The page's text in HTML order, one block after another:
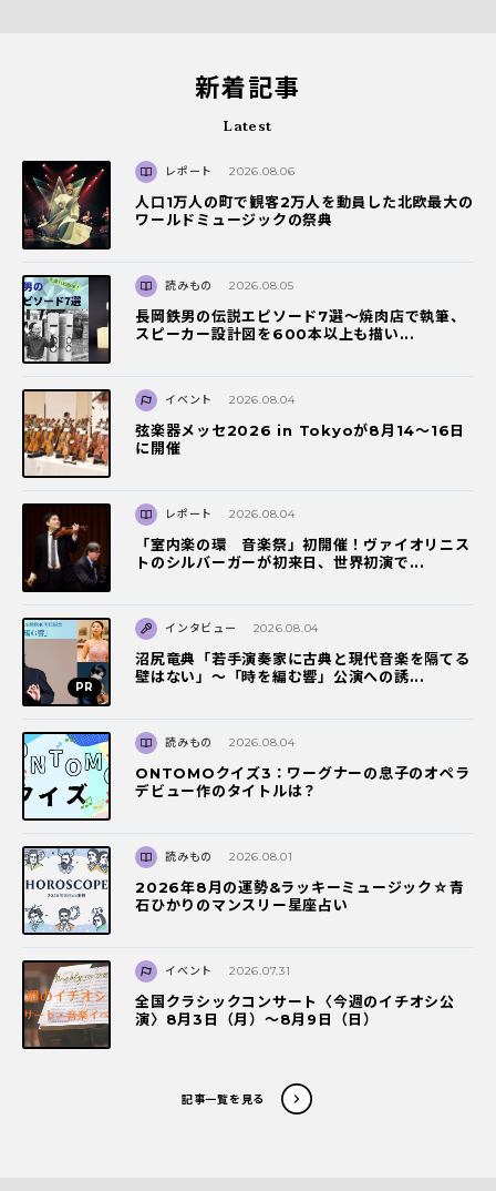
新着記事
Latest
レポート 2026.08.06
人口1万人の町で観客2万人を動員した北欧最大の
ワールドミュージックの祭典
読みもの 2026.08.05
長岡鉄男の伝説エピソード7選〜焼肉店で執筆、
スピーカー設計図を600本以上も描い...
イベント 2026.08.04
弦楽器メッセ2026 in Tokyoが8月14～16日
に開催
レポート 2026.08.04
「室内楽の環 音楽祭」初開催！ヴァイオリニス
トのシルバーガーが初来日、世界初演で...
インタビュー 2026.08.04
沼尻竜典「若手演奏家に古典と現代音楽を隔てる
壁はない」～「時を編む響」公演への誘...
読みもの 2026.08.04
ONTOMOクイズ3：ワーグナーの息子のオペラ
デビュー作のタイトルは？
読みもの 2026.08.01
2026年8月の運勢&ラッキーミュージック☆青
石ひかりのマンスリー星座占い
イベント 2026.07.31
全国クラシックコンサート〈今週のイチオシ公
演〉8月3日（月）～8月9日（日）
記事一覧を見る